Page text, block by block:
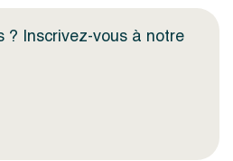
? Inscrivez-vous à notre